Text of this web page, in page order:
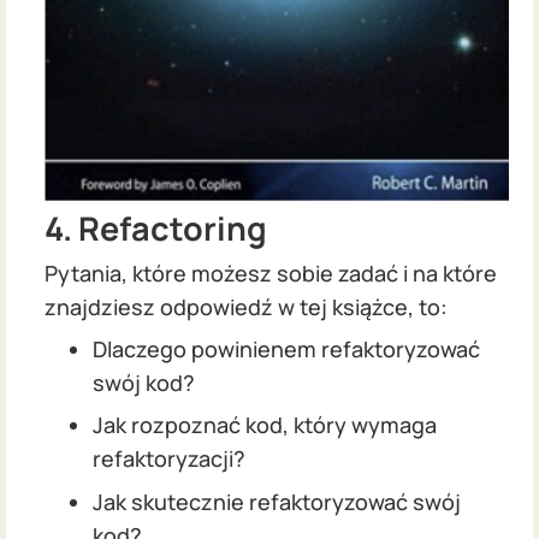
4. Refactoring
Pytania, które możesz sobie zadać i na które
znajdziesz odpowiedź w tej książce, to:
Dlaczego powinienem refaktoryzować
swój kod?
Jak rozpoznać kod, który wymaga
refaktoryzacji?
Jak skutecznie refaktoryzować swój